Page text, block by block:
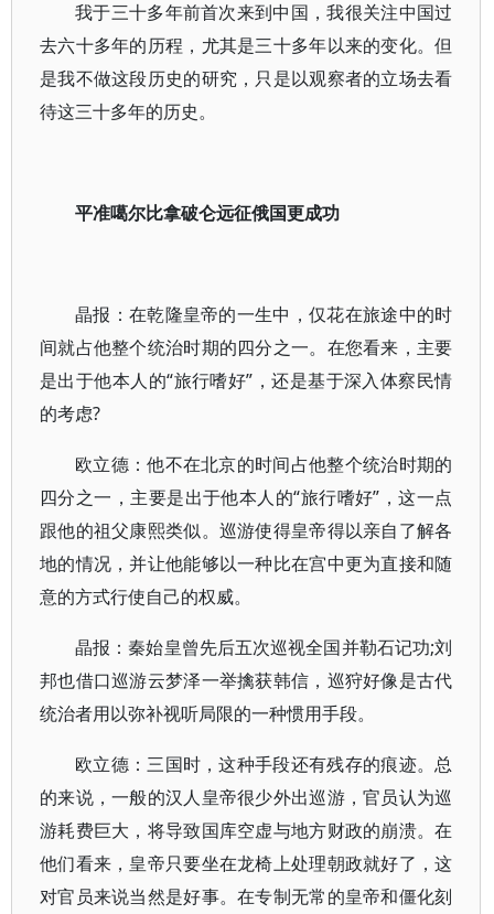
我于三十多年前首次来到中国，我很关注中国过
去六十多年的历程，尤其是三十多年以来的变化。但
是我不做这段历史的研究，只是以观察者的立场去看
待这三十多年的历史。
平准噶尔比拿破仑远征俄国更成功
晶报：在乾隆皇帝的一生中，仅花在旅途中的时
间就占他整个统治时期的四分之一。在您看来，主要
是出于他本人的“旅行嗜好”，还是基于深入体察民情
的考虑?
欧立德：他不在北京的时间占他整个统治时期的
四分之一，主要是出于他本人的“旅行嗜好”，这一点
跟他的祖父康熙类似。巡游使得皇帝得以亲自了解各
地的情况，并让他能够以一种比在宫中更为直接和随
意的方式行使自己的权威。
晶报：秦始皇曾先后五次巡视全国并勒石记功;刘
邦也借口巡游云梦泽一举擒获韩信，巡狩好像是古代
统治者用以弥补视听局限的一种惯用手段。
欧立德：三国时，这种手段还有残存的痕迹。总
的来说，一般的汉人皇帝很少外出巡游，官员认为巡
游耗费巨大，将导致国库空虚与地方财政的崩溃。在
他们看来，皇帝只要坐在龙椅上处理朝政就好了，这
对官员来说当然是好事。在专制无常的皇帝和僵化刻